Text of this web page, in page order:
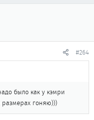
#264
было как у кэмри
размерах гоняю)))